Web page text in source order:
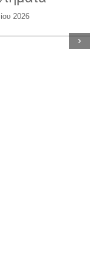
2026
›